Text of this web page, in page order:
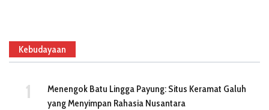
Kebudayaan
Menengok Batu Lingga Payung: Situs Keramat Galuh
yang Menyimpan Rahasia Nusantara